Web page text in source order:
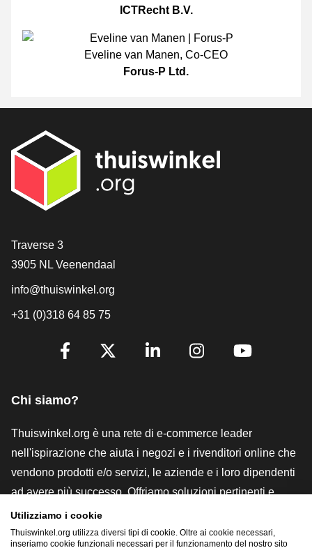
ICTRecht B.V.
Eveline van Manen, Co-CEO
Forus-P Ltd.
[_General:Contact]
Traverse 3
3905 NL Veenendaal
info@thuiswinkel.org
+31 (0)318 64 85 75
[_General:SocialMediaTitle]
Chi siamo?
Thuiswinkel.org è una rete di e-commerce leader
nell'ispirazione che aiuta i negozi e i rivenditori online che
vendono prodotti e/o servizi, le aziende e i loro dipendenti
ad avere più successo. Offriamo soluzioni pertinenti e
pratiche con vari marchi di fiducia, recensioni Thuiswinkel,
strumenti e consulenze legali, advocacy, ricerche di
Utilizziamo i cookie
Thuiswinkel.org utilizza diversi tipi di cookie. Oltre ai cookie necessari,
inseriamo cookie funzionali necessari per il funzionamento del nostro sito